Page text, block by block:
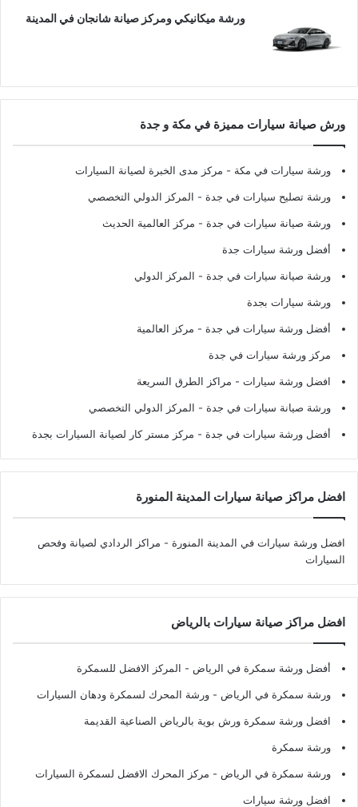
ورشة ميكانيكي ومركز صيانة شانجان في المدينة
ورش صيانة سيارات مميزة في مكة و جدة
ورشة سيارات في مكة - مركز مدى الخبرة لصيانة السيارات
ورشة تصليح سيارات في جدة - المركز الدولي التخصصي
ورشة صيانة سيارات في جدة - مركز العالمية الحديث
أفضل ورشة سيارات جدة
ورشة صيانة سيارات في جدة - المركز الدولي
ورشة سيارات بجدة
أفضل ورشة سيارات في جدة - مركز العالمية
مركز ورشة سيارات في جدة
افضل ورشة سيارات - مراكز الطرق السريعة
ورشة صيانة سيارات في جدة - المركز الدولي التخصصي
أفضل ورشة سيارات في جدة - مركز مستر كار لصيانة السيارات بجدة
افضل مراكز صيانة سيارات المدينة المنورة
افضل ورشة سيارات في المدينة المنورة - مراكز الردادي لصيانة وفحص
السيارات
افضل مراكز صيانة سيارات بالرياض
أفضل ورشة سمكرة في الرياض - المركز الافضل للسمكرة
ورشة سمكرة في الرياض - ورشة المحرك لسمكرة ودهان السيارات
افضل ورشة سمكرة ورش بوية بالرياض الصناعية القديمة
ورشة سمكرة
ورشة سمكرة في الرياض - مركز المحرك الافضل لسمكرة السيارات
افضل ورشة سيارات